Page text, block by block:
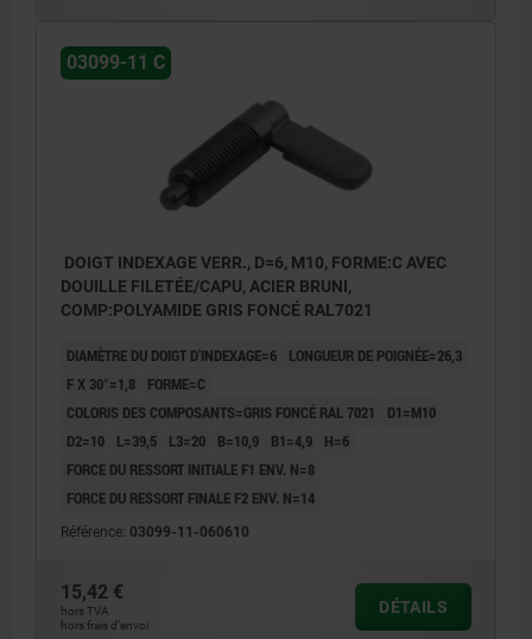
03099-11 C
DOIGT INDEXAGE VERR., D=6, M10, FORME:C AVEC
DOUILLE FILETÉE/CAPU, ACIER BRUNI,
COMP:POLYAMIDE GRIS FONCÉ RAL7021
DIAMÈTRE DU DOIGT D'INDEXAGE=6
LONGUEUR DE POIGNÉE=26,3
F X 30°=1,8
FORME=C
COLORIS DES COMPOSANTS=GRIS FONCÉ RAL 7021
D1=M10
D2=10
L=39,5 L3=20 B=10,9 B1=4,9
H=6
FORCE DU RESSORT INITIALE F1 ENV. N=8
FORCE DU RESSORT FINALE F2 ENV. N=14
Référence: 03099-11-060610
15,42 €
hors TVA
hors frais d’envoi
DÉTAILS